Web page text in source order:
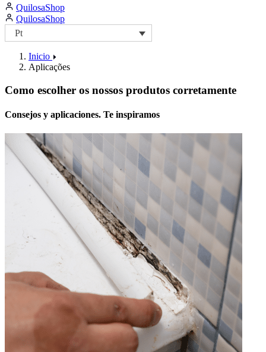
page
page
https://facebook.com/QuilosaPortugal
page
QuilosaShop
QuilosaShop
Pt
Inicio
Aplicações
Como escolher os nossos produtos corretamente
Consejos y aplicaciones. Te inspiramos